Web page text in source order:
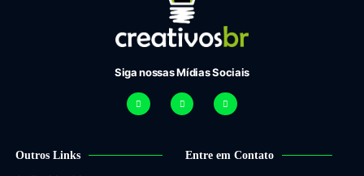
Siga nossas Mídias Sociais
Outros Links
Entre em Contato